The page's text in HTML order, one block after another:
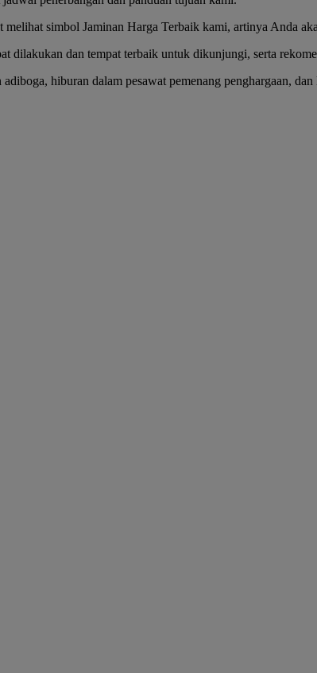
melihat simbol Jaminan Harga Terbaik kami, artinya Anda
dilakukan dan tempat terbaik untuk dikunjungi, serta
hiburan dalam pesawat pemenang penghargaan,